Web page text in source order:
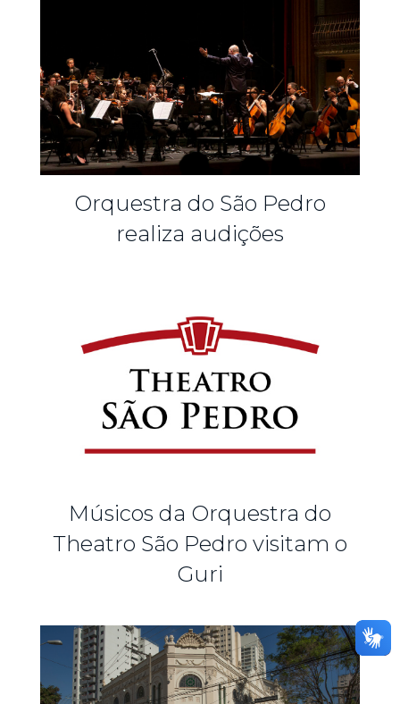
Orquestra do São Pedro
realiza audições
Músicos da Orquestra do
Theatro São Pedro visitam o
Guri